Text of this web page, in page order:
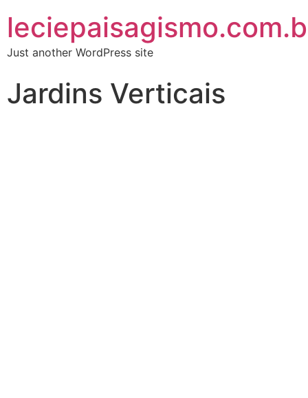
Just another WordPress site
Jardins Verticais